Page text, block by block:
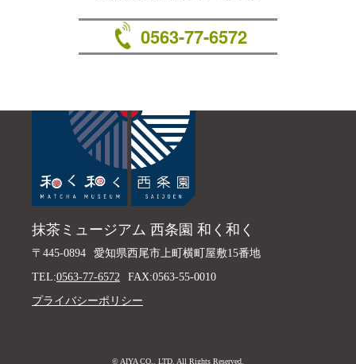
0563-77-6572
抹茶ミュージアム 西条園 和く和く
〒445-0894
愛知県西尾市上町横町屋敷15番地
TEL:0563-77-6572
FAX:0563-55-0010
プライバシーポリシー
© AIYA CO., LTD. All Rights Reserved.